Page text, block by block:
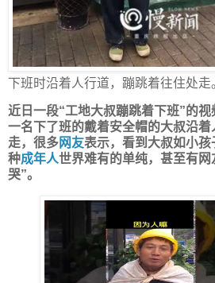
下班时沿着人行道，蹦跳着往住处走
近日一段“工地大叔蹦跳着下班”的视
一名下了班的戴着安全帽的大叔沿
走，很多网友表示，看到大叔如小
种成年人世界难有的单纯，甚至有
哭”。